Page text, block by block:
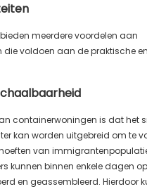
meerdere voordelen aan
voldoen aan de praktische en
containerwoningen is dat het
kan worden uitgebreid om te
van
kunnen binnen enkele dagen
en geassembleerd. Hierdoor